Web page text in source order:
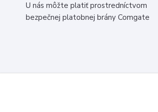
U nás môžte platiť prostredníctvom
bezpečnej platobnej brány Comgate